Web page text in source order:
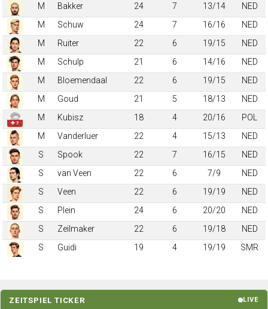
M
Bakker 24 7 13/14
NED
M
Schuw 24 7 16/16
NED
M
Ruiter 22 6 19/15
NED
M
Schulp 21 6 14/16
NED
M
Bloemendaal 22 6 19/15
NED
M
Goud 21 5 18/13 NED
✚ 7
M Kubisz 18 4 20/16
POL
M
Vanderluer 22 4 15/13
NED
S
Spook 22 7 16/15
NED
S
van Veen 22 6 7/9
NED
S
Veen 22 6 19/19
NED
S
Plein 24 6 20/20
NED
S
Zeilmaker 22 6 19/18
NED
S
Guidi 19 4 19/19 SMR
ZEITSPIEL TICKER LIVE